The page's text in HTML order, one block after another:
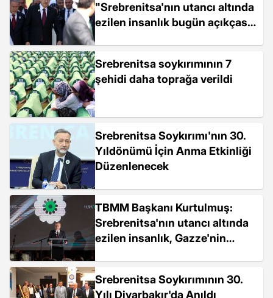
"Srebrenitsa'nın utancı altında
ezilen insanlık bugün açıkçası
Srebrenitsa soykırımının 7
şehidi daha toprağa verildi
Srebrenitsa Soykırımı'nın 30.
Yıldönümü İçin Anma Etkinliği
Düzenlenecek
TBMM Başkanı Kurtulmuş:
Srebrenitsa'nın utancı altında
ezilen insanlık, Gazze'nin
Srebrenitsa Soykırımının 30.
Yılı Diyarbakır'da Anıldı